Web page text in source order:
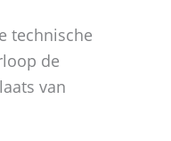
technische
de
van